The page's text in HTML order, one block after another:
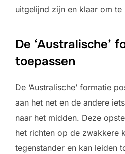
uitgelijnd zijn en klaar om
De ‘Australische’
toepassen
De ‘Australische’ formatie
aan het net en de andere
naar het midden. Deze
het richten op de zwakkere
tegenstander en kan leiden